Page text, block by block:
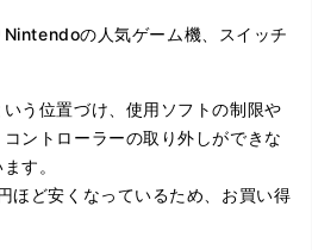
Nintendoの人気ゲーム機、スイッチ
う位置づけ、使用ソフトの制限や
ントローラーの取り外しができな
す。
ほど安くなっているため、お買い得